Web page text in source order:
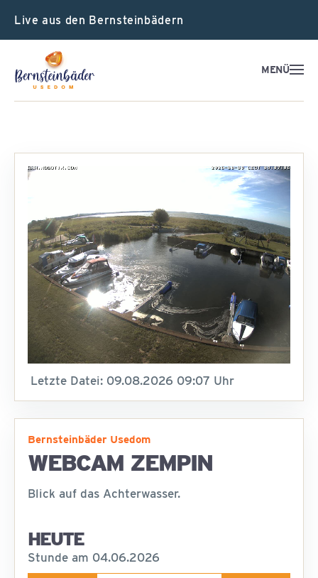
Live aus den Bernsteinbädern
MENÜ
Letzte Datei: 09.08.2026 09:07 Uhr
Bernsteinbäder Usedom
WEBCAM ZEMPIN
Blick auf das Achterwasser.
HEUTE
Stunde am 04.06.2026